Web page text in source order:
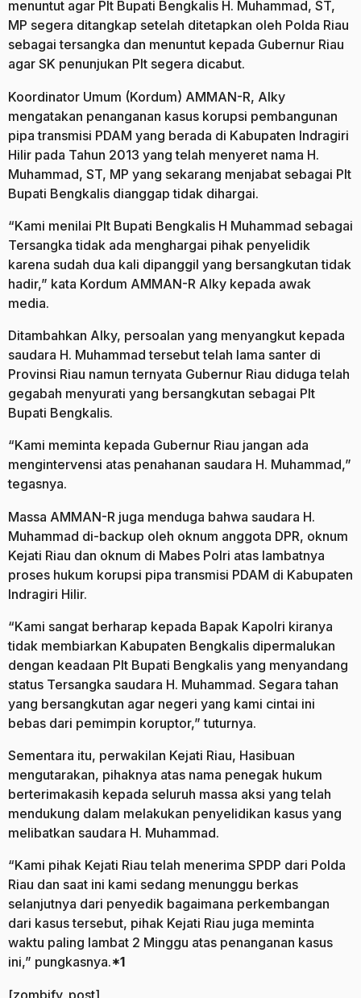
menuntut agar Plt Bupati Bengkalis H. Muhammad, ST,
MP segera ditangkap setelah ditetapkan oleh Polda Riau
sebagai tersangka dan menuntut kepada Gubernur Riau
agar SK penunjukan Plt segera dicabut.
Koordinator Umum (Kordum) AMMAN-R, Alky
mengatakan penanganan kasus korupsi pembangunan
pipa transmisi PDAM yang berada di Kabupaten Indragiri
Hilir pada Tahun 2013 yang telah menyeret nama H.
Muhammad, ST, MP yang sekarang menjabat sebagai Plt
Bupati Bengkalis dianggap tidak dihargai.
“Kami menilai Plt Bupati Bengkalis H Muhammad sebagai
Tersangka tidak ada menghargai pihak penyelidik
karena sudah dua kali dipanggil yang bersangkutan tidak
hadir,” kata Kordum AMMAN-R Alky kepada awak
media.
Ditambahkan Alky, persoalan yang menyangkut kepada
saudara H. Muhammad tersebut telah lama santer di
Provinsi Riau namun ternyata Gubernur Riau diduga telah
gegabah menyurati yang bersangkutan sebagai Plt
Bupati Bengkalis.
“Kami meminta kepada Gubernur Riau jangan ada
mengintervensi atas penahanan saudara H. Muhammad,”
tegasnya.
Massa AMMAN-R juga menduga bahwa saudara H.
Muhammad di-backup oleh oknum anggota DPR, oknum
Kejati Riau dan oknum di Mabes Polri atas lambatnya
proses hukum korupsi pipa transmisi PDAM di Kabupaten
Indragiri Hilir.
“Kami sangat berharap kepada Bapak Kapolri kiranya
tidak membiarkan Kabupaten Bengkalis dipermalukan
dengan keadaan Plt Bupati Bengkalis yang menyandang
status Tersangka saudara H. Muhammad. Segara tahan
yang bersangkutan agar negeri yang kami cintai ini
bebas dari pemimpin koruptor,” tuturnya.
Sementara itu, perwakilan Kejati Riau, Hasibuan
mengutarakan, pihaknya atas nama penegak hukum
berterimakasih kepada seluruh massa aksi yang telah
mendukung dalam melakukan penyelidikan kasus yang
melibatkan saudara H. Muhammad.
“Kami pihak Kejati Riau telah menerima SPDP dari Polda
Riau dan saat ini kami sedang menunggu berkas
selanjutnya dari penyedik bagaimana perkembangan
dari kasus tersebut, pihak Kejati Riau juga meminta
waktu paling lambat 2 Minggu atas penanganan kasus
ini,” pungkasnya.*1
[zombify_post]